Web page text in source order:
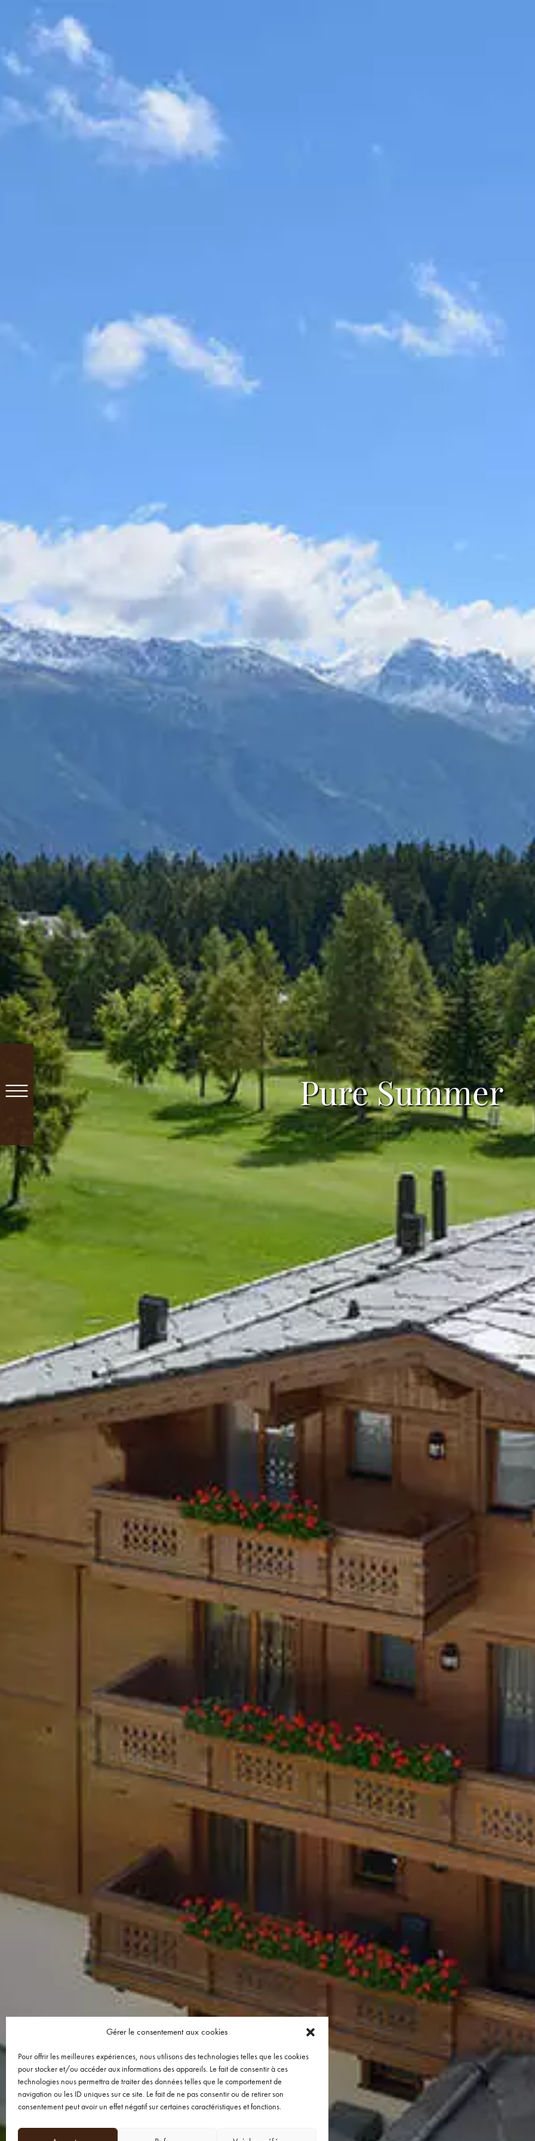
Gérer le consentement aux cookies
Pour offrir les meilleures expériences, nous utilisons des technologies telles que les cookies
pour stocker et/ou accéder aux informations des appareils. Le fait de consentir à ces
technologies nous permettra de traiter des données telles que le comportement de
navigation ou les ID uniques sur ce site. Le fait de ne pas consentir ou de retirer son
consentement peut avoir un effet négatif sur certaines caractéristiques et fonctions.
Pure Summer